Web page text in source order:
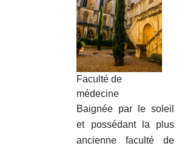
Faculté de
médecine
Baignée par le soleil
et possédant la plus
ancienne faculté de